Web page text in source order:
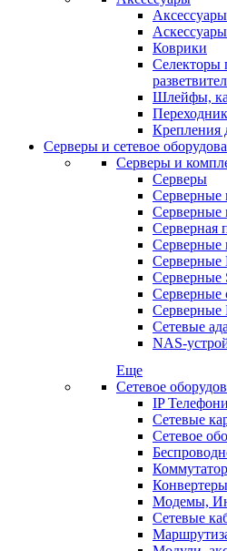
Коврики
Селекторы
Шлейфы,
Крепления
Серверы и сетевое
Серверы и
Серверы
Серверные
Серверные
Серверная
Серверные
Серверные
Серверные
Серверные
Серверные
Сетевые
NAS-
Еще
Сетевое
IP
Сетевые
Сетевое
Конвертеры
Модемы,
Сетевые